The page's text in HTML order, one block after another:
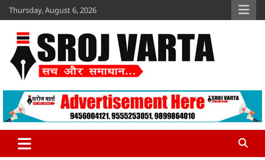
Skip
to
content
Thursday, August 6, 2026
Sroj Varta
www.srojvarta.in